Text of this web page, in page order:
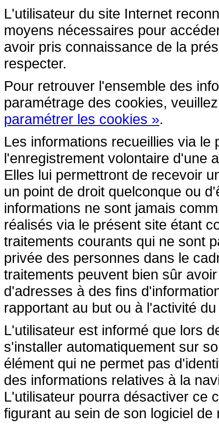
L'utilisateur du site Internet
moyens nécessaires pour
avoir pris connaissance de la
respecter.
Pour retrouver l'ensemble des
paramétrage des cookies,
paramétrer les cookies ».
Les informations recueillies via le
l'enregistrement volontaire d'une
Elles lui permettront de recevoir
un point de droit quelconque ou
informations ne sont jamais
réalisés via le présent site étant
traitements courants qui ne sont
privée des personnes dans le
traitements peuvent bien sûr
d'adresses à des fins
rapportant au but ou à l'activité
L'utilisateur est informé que lors
s'installer automatiquement sur
élément qui ne permet pas
des informations relatives à la
L'utilisateur pourra désactiver ce
figurant au sein de son logiciel de